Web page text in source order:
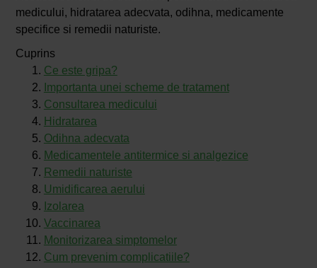
medicului, hidratarea adecvata, odihna, medicamente
specifice si remedii naturiste.
Cuprins
Ce este gripa?
Importanta unei scheme de tratament
Consultarea medicului
Hidratarea
Odihna adecvata
Medicamentele antitermice si analgezice
Remedii naturiste
Umidificarea aerului
Izolarea
Vaccinarea
Monitorizarea simptomelor
Cum prevenim complicatiile?